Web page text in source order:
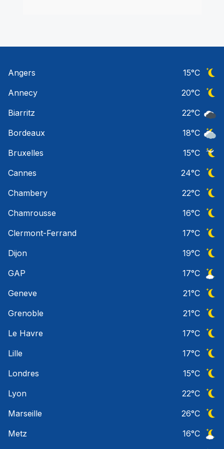
Angers 15°C
Annecy
20°C
Biarritz
22°C
Bordeaux
18°C
Bruxelles
15°C
Cannes
24°C
Chambery
22°C
Chamrousse
16°C
Clermont-Ferrand
17°C
Dijon
19°C
GAP
17°C
Geneve
21°C
Grenoble
21°C
Le Havre
17°C
Lille
17°C
Londres
15°C
Lyon
22°C
Marseille
26°C
Metz
16°C